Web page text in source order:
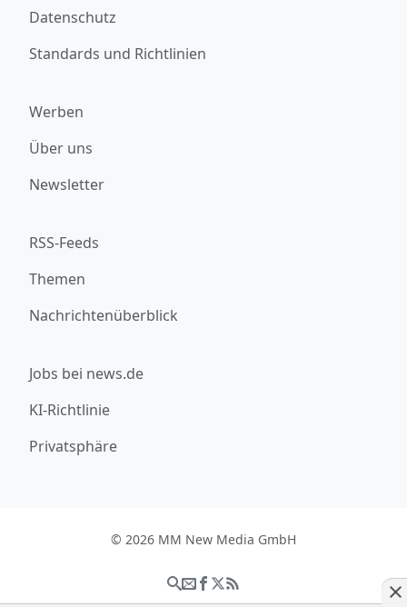
Datenschutz
Standards und Richtlinien
Werben
Über uns
Newsletter
RSS-Feeds
Themen
Nachrichtenüberblick
Jobs bei news.de
KI-Richtlinie
Privatsphäre
© 2026 MM New Media GmbH